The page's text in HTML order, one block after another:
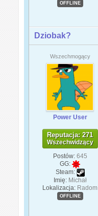
OFFLINE
Dziobak?
Wszechmogący
Power User
Reputacja: 271
Wszechwidzący
Postów: 645
GG:
Steam:
Imię: Michał
Lokalizacja: Radom
OFFLINE